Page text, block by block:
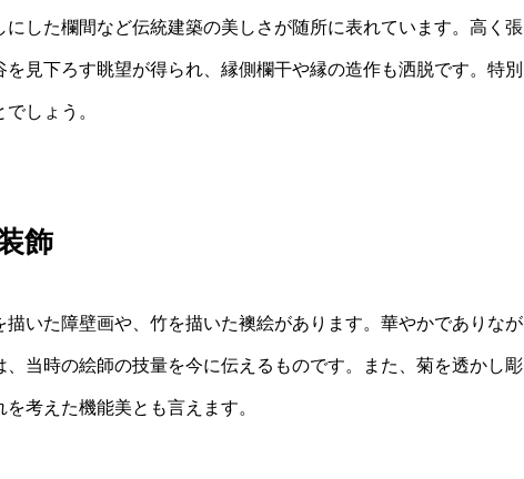
した欄間など伝統建築の美しさが随所に表れています。高く張
見下ろす眺望が得られ、縁側欄干や縁の造作も洒脱です。特別
しょう。
飾
いた障壁画や、竹を描いた襖絵があります。華やかでありなが
当時の絵師の技量を今に伝えるものです。また、菊を透かし彫
考えた機能美とも言えます。